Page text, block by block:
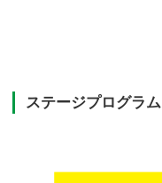
ステージプログラム